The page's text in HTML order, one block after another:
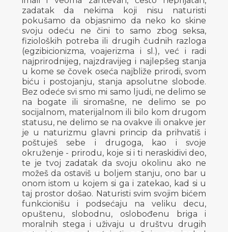
zadatak da nekima koji nisu naturisti
pokušamo da objasnimo da neko ko skine
svoju odeću ne čini to samo zbog seksa,
fizioloških potreba ili drugih čudnih razloga
(egzibicionizma, voajerizma i sl.), već i radi
najprirodnijeg, najzdravijeg i najlepšeg stanja
u kome se čovek oseća najbliže prirodi, svom
biću i postojanju, stanja apsolutne slobode.
Bez odeće svi smo mi samo ljudi, ne delimo se
na bogate ili siromašne, ne delimo se po
socijalnom, materijalnom ili bilo kom drugom
statusu, ne delimo se na ovakve ili onakve jer
je u naturizmu glavni princip da prihvatiš i
poštuješ sebe i drugoga, kao i svoje
okruženje - prirodu, koje si i ti neraskidivi deo,
te je tvoj zadatak da svoju okolinu ako ne
možeš da ostaviš u boljem stanju, ono bar u
onom istom u kojem si ga i zatekao, kad si u
taj prostor došao. Naturisti svim svojim bićem
funkcionišu i podsećaju na veliku decu,
opuštenu, slobodnu, oslobođenu briga i
moralnih stega i uživaju u društvu drugih